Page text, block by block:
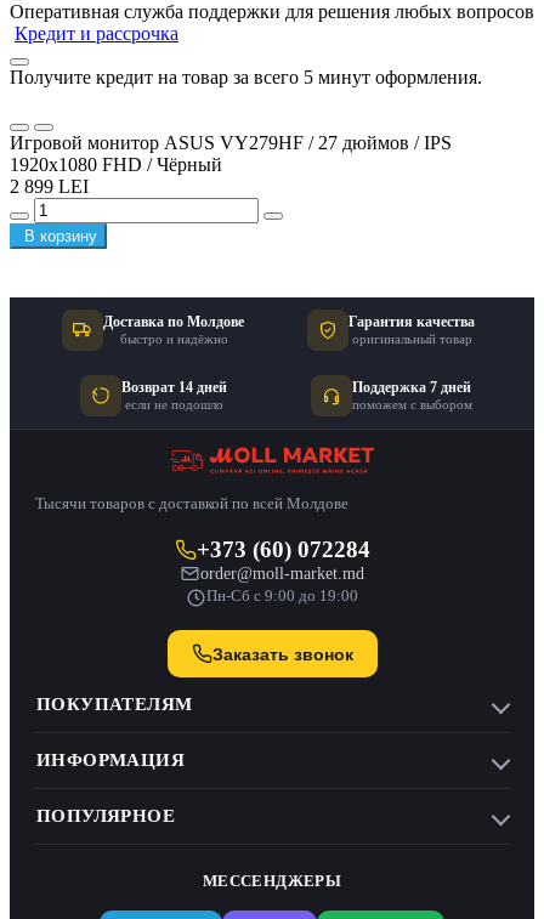
Оперативная служба поддержки для решения любых вопросов
Кредит и рассрочка
Получите кредит на товар за всего 5 минут оформления.
Игровой монитор ASUS VY279HF / 27 дюймов / IPS
1920x1080 FHD / Чёрный
2 899 LEI
В корзину
Доставка по Молдове
быстро и надёжно
Гарантия качества
оригинальный товар
Возврат 14 дней
если не подошло
Поддержка 7 дней
поможем с выбором
Тысячи товаров с доставкой по всей Молдове
+373 (60) 072284
order@moll-market.md
Пн-Сб с 9:00 до 19:00
Заказать звонок
ПОКУПАТЕЛЯМ
ИНФОРМАЦИЯ
ПОПУЛЯРНОЕ
МЕССЕНДЖЕРЫ